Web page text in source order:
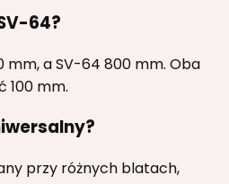
64?
mm, a SV-64 800 mm. Oba
100 mm.
przy różnych blatach,